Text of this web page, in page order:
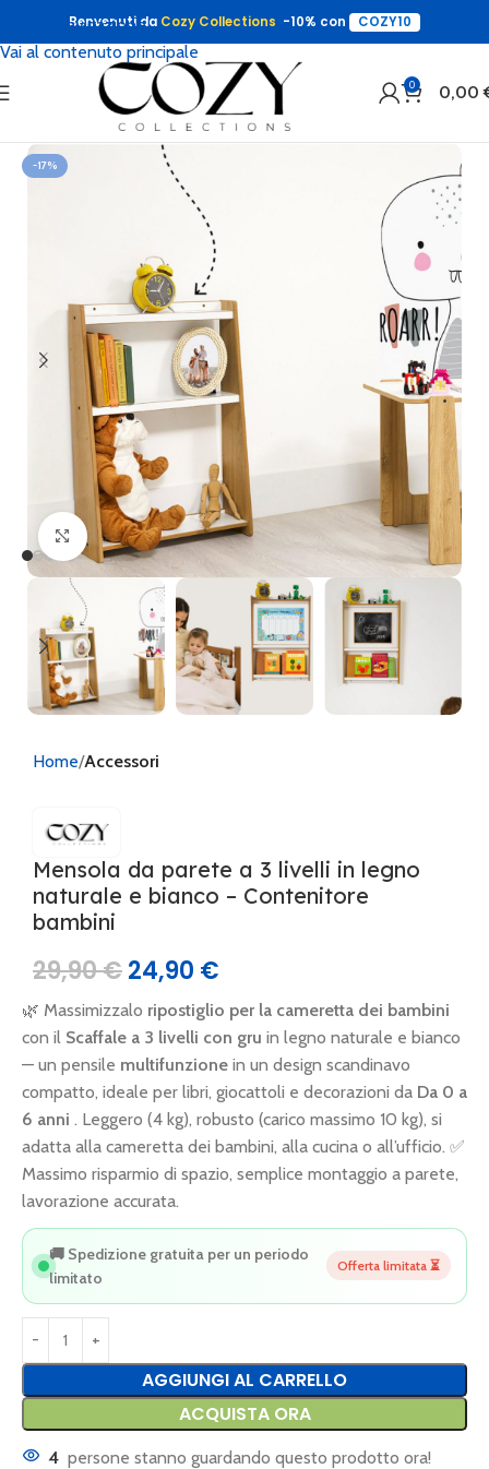
Vai alla navigazione
Vai al contenuto principale
Benvenuti da Cozy Collections -10% con COZY10
0 0,00
-17%
Clicca per ingrandire
Home Accessori
Mensola da parete a 3 livelli in legno
naturale e bianco – Contenitore
bambini
29,90€24,90 €
🌿 Massimizzalo ripostiglio per la cameretta dei bambini
con il Scaffale a 3 livelli con gru in legno naturale e bianco
— un pensile multifunzione in un design scandinavo
compatto, ideale per libri, giocattoli e decorazioni da Da 0 a
6 anni . Leggero (4 kg), robusto (carico massimo 10 kg), si
adatta alla cameretta dei bambini, alla cucina o all’ufficio. ✅
Massimo risparmio di spazio, semplice montaggio a parete,
lavorazione accurata.
🚚 Spedizione gratuita per un periodo
limitato
Offerta limitata ⏳
AGGIUNGI AL CARRELLO
ACQUISTA ORA
4 persone stanno guardando questo prodotto ora!